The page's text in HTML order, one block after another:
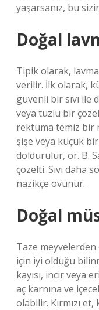
yaşarsanız, bu
Doğal
Tipik olarak,
verilir. İlk olarak,
güvenli bir sıvı
veya tuzlu bir
rektuma temiz bir
şişe veya küçük
doldurulur, ör. B.
çözelti. Sıvı daha
nazikçe övünür.
Doğal
Taze
için iyi olduğu
kayısı, incir veya
aç karnına ve
olabilir. Kırmızı